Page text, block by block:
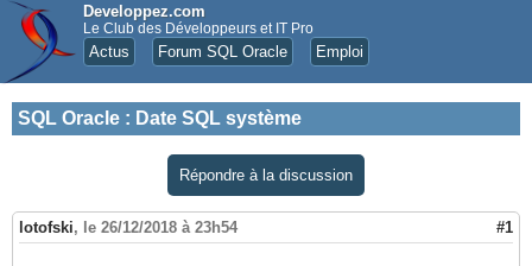
Developpez.com
Le Club des Développeurs et IT Pro
Actus Forum SQL Oracle Emploi
SQL Oracle : Date SQL système
Répondre à la discussion
lotofski, le 26/12/2018 à 23h54 #1